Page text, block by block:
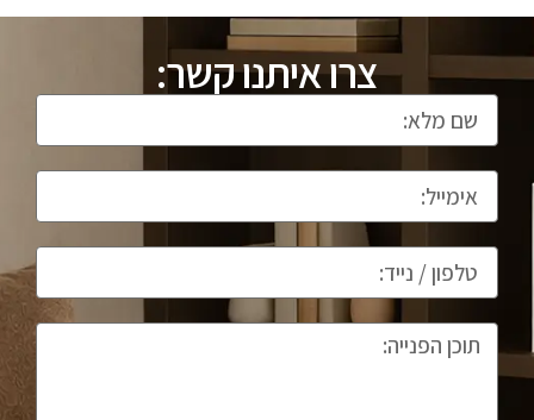
צרו איתנו קשר: